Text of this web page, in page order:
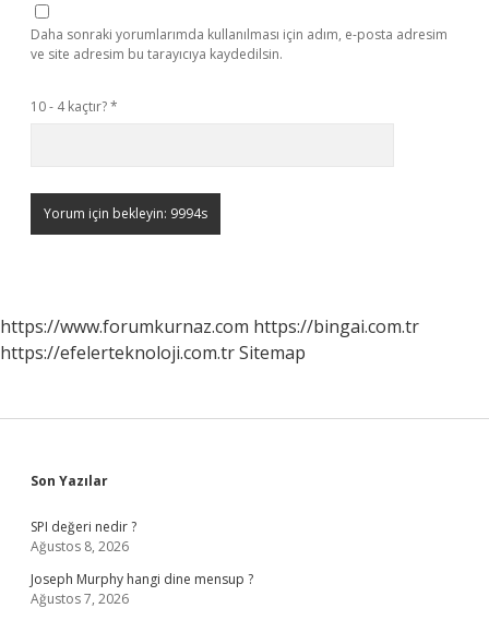
Daha sonraki yorumlarımda kullanılması için adım, e-posta adresim
ve site adresim bu tarayıcıya kaydedilsin.
10 - 4 kaçtır?*
https://www.forumkurnaz.com https://bingai.com.tr
https://efelerteknoloji.com.trSitemap
Sidebar
Son Yazılar
SPI değeri nedir ?
Ağustos 8, 2026
Joseph Murphy hangi dine mensup ?
Ağustos 7, 2026